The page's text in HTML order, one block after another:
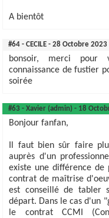
A bientôt
#64 - CECILE - 28 Octobre 2023
bonsoir, merci pour
connaissance de fustier
soirée
#63 - Xavier (admin) - 18
Bonjour fanfan,
Il faut bien sûr faire
auprès d'un
existe une différence de
contrat de maîtrise
est conseillé de tabler
départ. Dans le cas d'un
le contrat CCMI